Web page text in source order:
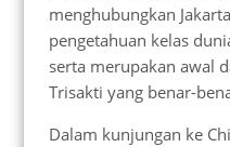
menghubungkan
pengetahuan kelas
serta merupakan awal
Trisakti yang benar-
Dalam kunjungan ke